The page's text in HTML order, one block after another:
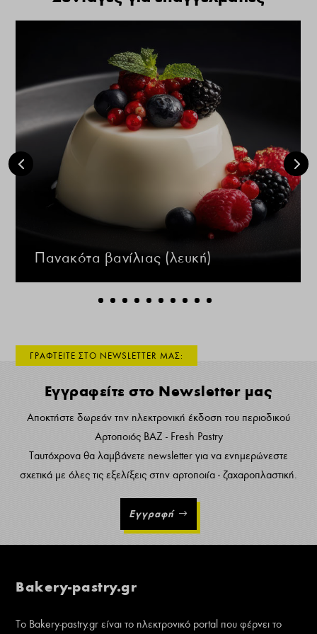
Πανακότα βανίλιας (λευκή)
ΓΡΑΦΤΕΙΤΕ ΣΤΟ NEWSLETTER ΜΑΣ:
Εγγραφείτε στο Newsletter μας
Αποκτήστε δωρεάν την ηλεκτρονική έκδοση του περιοδικού
Αρτοποιός ΒΑΖ - Fresh Pastry
Ταυτόχρονα θα λαμβάνετε newsletter για να ενημερώνεστε
σχετικά με όλες τις εξελίξεις στην αρτοποιία - ζαχαροπλαστική.
Εγγραφή
Bakery-pastry.gr
Το Bakery-pastry.gr είναι το ηλεκτρονικό portal που φέρνει το